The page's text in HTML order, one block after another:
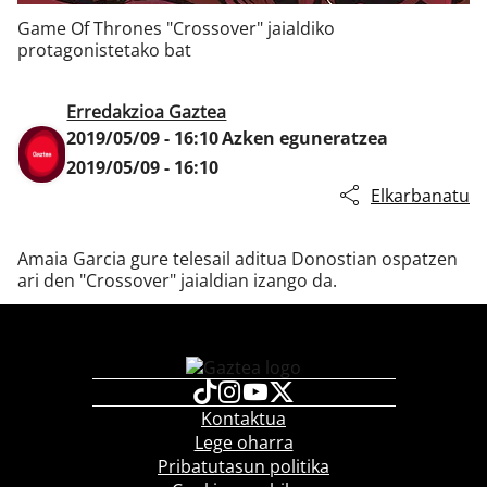
Game Of Thrones "Crossover" jaialdiko
protagonistetako bat
Erredakzioa Gaztea
2019/05/09 - 16:10Azken eguneratzea
2019/05/09 - 16:10
Elkarbanatu
Amaia Garcia gure telesail aditua Donostian ospatzen
ari den "Crossover" jaialdian izango da.
Kontaktua
Lege oharra
Pribatutasun politika